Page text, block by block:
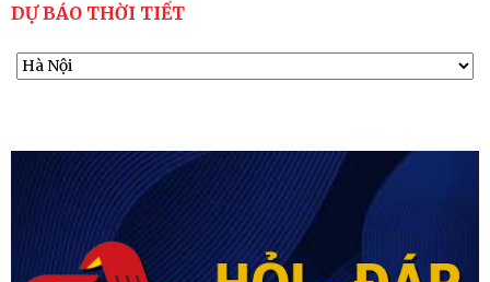
DỰ BÁO THỜI TIẾT